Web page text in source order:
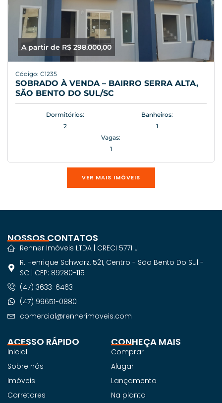
A partir de R$ 298.000,00
Código: C1235
SOBRADO À VENDA – BAIRRO SERRA ALTA,
SÃO BENTO DO SUL/SC
Dormitórios:
2
Banheiros:
1
Vagas:
1
VER MAIS IMÓVEIS
ACESSO RÁPIDO
Inicial
Sobre nós
Imóveis
Corretores
CONHEÇA MAIS
Comprar
Alugar
Lançamento
Na planta
NOSSOS CONTATOS
Renner Imóveis LTDA | CRECI 5771 J
R. Henrique Schwarz, 521, Centro - São Bento Do Sul -
SC | CEP: 89280-115
(47) 3633-6463
(47) 99651-0880
comercial@rennerimoveis.com